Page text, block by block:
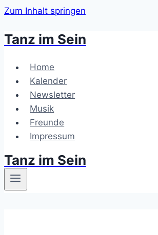
Zum Inhalt springen
Tanz im Sein
Home
Kalender
Newsletter
Musik
Freunde
Impressum
Tanz im Sein